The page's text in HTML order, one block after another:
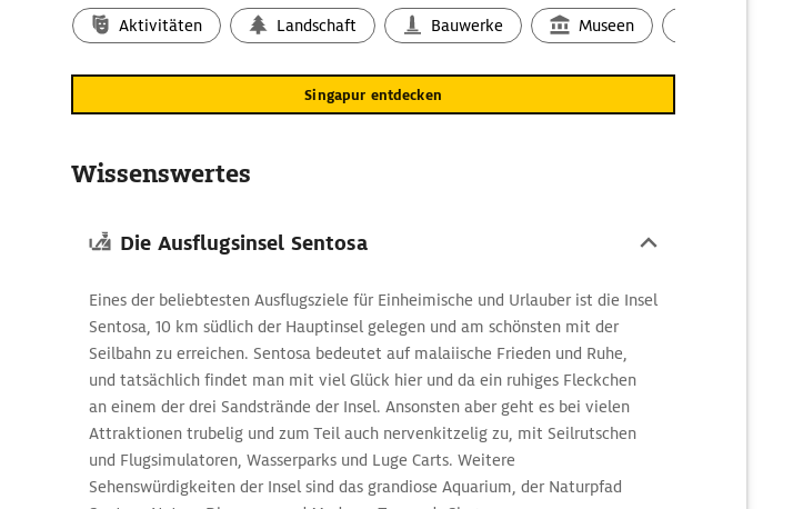
World Singapore auf Sentosa Island kennen. Für Unterhaltung vom Feinsten sorgen
internationale Shows und Konzerte, Rooftop Bars und Casinos. Eines ist gewiss:
Singapur ist jung. 1819 wurde die Stadt in strategisch günstiger Lage von den Briten
Memorial Hall mit ihrem markanten Uhrturm und das berühmte Raffles Hotel, fast
Geschichte der chinesischen Einwanderer lebendig. Das Museum ist ein guter
Ausgangspunkt für die Erkundung des faszinierenden Gassengewirrs von Chinatown
mit seinen Antiquitätengeschäften, Restaurants und dem sehenswerten Buddha
Tooth Relic Tempel. Stände mit Blumengirlanden, Sari-Verkäufer und natürlich der
monumentale quietschbunte Sri Veeramakaliamman Tempel begeistern in Little
India. Nahebei, im malaiisch-muslimischen Viertel Kampong Glam, weist die riesige
goldene Kuppel der Sultan-Moschee Reisenden den Weg zu orientalischen
Genüssen von Parfüm über Seide bis hin zu Baklava.
Aktivitäten Landschaft Bauwerke Museen
Singapur entdecken
Wissenswertes
Die Ausflugsinsel Sentosa
Eines der beliebtesten Ausflugsziele für Einheimische und Urlauber ist die Insel
Sentosa, 10 km südlich der Hauptinsel gelegen und am schönsten mit der
Seilbahn zu erreichen. Sentosa bedeutet auf malaiische Frieden und Ruhe,
und tatsächlich findet man mit viel Glück hier und da ein ruhiges Fleckchen
an einem der drei Sandstrände der Insel. Ansonsten aber geht es bei vielen
Attraktionen trubelig und zum Teil auch nervenkitzelig zu, mit Seilrutschen
und Flugsimulatoren, Wasserparks und Luge Carts. Weitere
Sehenswürdigkeiten der Insel sind das grandiose Aquarium, der Naturpfad